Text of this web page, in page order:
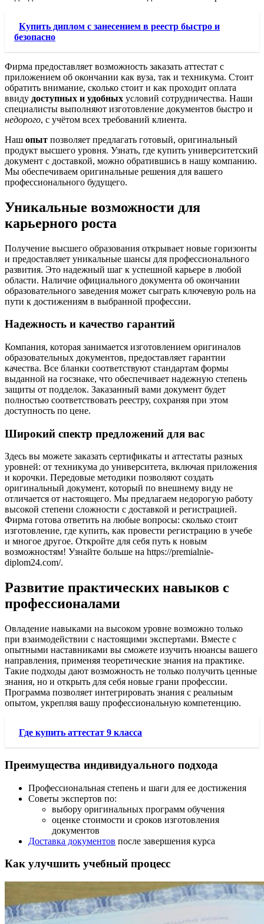
Купить диплом с занесением в реестр быстро и
безопасно
Фирма предоставляет возможность заказать аттестат с
приложением об окончании как вуза, так и техникума. Стоит
обратить внимание, сколько стоит и как проходит оплата
ввиду доступных и удобных условий сотрудничества. Наши
специалисты выполняют изготовление документов быстро и
недорого, с учётом всех требований клиента.
Наш опыт позволяет предлагать готовый, оригинальный
продукт высшего уровня. Узнать, где купить университетский
документ с доставкой, можно обратившись в нашу компанию.
Мы обеспечиваем оригинальные решения для вашего
профессионального будущего.
Уникальные возможности для
карьерного роста
Получение высшего образования открывает новые горизонты
и предоставляет уникальные шансы для профессионального
развития. Это надежный шаг к успешной карьере в любой
области. Наличие официального документа об окончании
образовательного заведения может сыграть ключевую роль на
пути к достижениям в выбранной профессии.
Надежность и качество гарантий
Компания, которая занимается изготовлением оригиналов
образовательных документов, предоставляет гарантии
качества. Все бланки соответствуют стандартам формы
выданной на госзнаке, что обеспечивает надежную степень
защиты от подделок. Заказанный вами документ будет
полностью соответствовать реестру, сохраняя при этом
доступность по цене.
Широкий спектр предложений для вас
Здесь вы можете заказать сертификаты и аттестаты разных
уровней: от техникума до университета, включая приложения
и корочки. Передовые методики позволяют создать
оригинальный документ, который по внешнему виду не
отличается от настоящего. Мы предлагаем недорогую работу
высокой степени сложности с доставкой и регистрацией.
Фирма готова ответить на любые вопросы: сколько стоит
изготовление, где купить, как провести регистрацию в учебе
и многое другое. Откройте для себя путь к новым
возможностям! Узнайте больше на https://premialnie-
diplom24.com/.
Развитие практических навыков с
профессионалами
Овладение навыками на высоком уровне возможно только
при взаимодействии с настоящими экспертами. Вместе с
опытными наставниками вы сможете изучить нюансы вашего
направления, применяя теоретические знания на практике.
Такие подходы дают возможность не только получить ценные
знания, но и открыть для себя новые грани профессии.
Программа позволяет интегрировать знания с реальным
опытом, укрепляя вашу профессиональную компетенцию.
Где купить аттестат 9 класса
Преимущества индивидуального подхода
Профессиональная степень и шаги для ее достижения
Советы экспертов по:
выбору оригинальных программ обучения
оценке стоимости и сроков изготовления
документов
Доставка документов после завершения курса
Как улучшить учебный процесс